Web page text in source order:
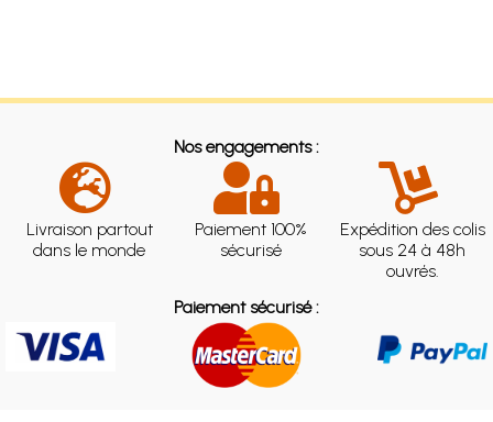
Nos engagements :
Livraison partout
dans le monde
Paiement 100%
sécurisé
Expédition des colis
sous 24 à 48h
ouvrés.
Paiement sécurisé :